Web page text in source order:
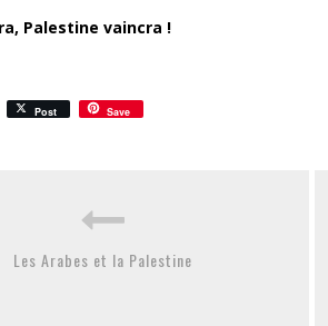
Palestine vaincra !
Tumblr
Post Save
Les Arabes et la Palestine